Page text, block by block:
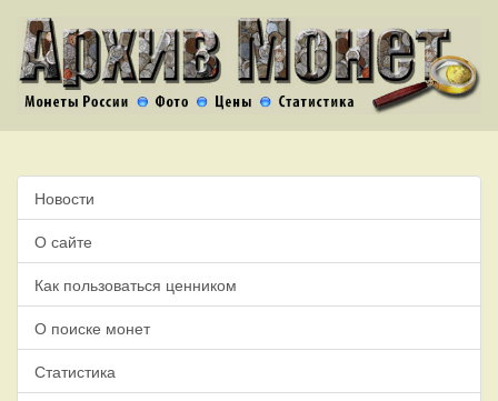
Новости
О сайте
Как пользоваться ценником
О поиске монет
Статистика